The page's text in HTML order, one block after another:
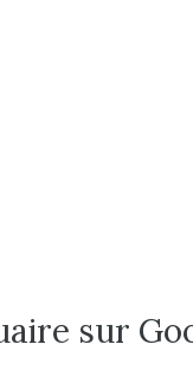
sur